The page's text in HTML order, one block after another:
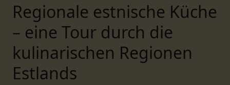
Regionale estnische Küche
– eine Tour durch die
kulinarischen Regionen
Estlands